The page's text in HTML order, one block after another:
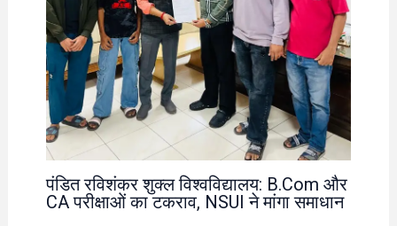
पंडित रविशंकर शुक्ल विश्वविद्यालय: B.Com और
CA परीक्षाओं का टकराव, NSUI ने मांगा समाधान